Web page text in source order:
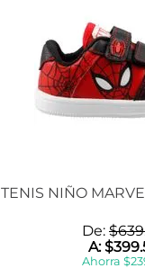
TENIS NIÑO
De: $639
A:$399.
Ahorra $